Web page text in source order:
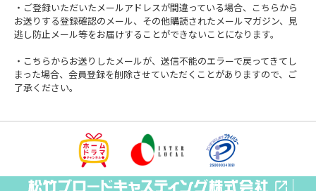
・ご登録いただいたメールアドレスが間違っている場合、こちらから
お送りする登録確認のメール、その他購読されたメールマガジン、見
逃し防止メール等をお届けすることができないことになります。
・こちらからお送りしたメールが、送信不能のエラーで戻ってきてし
まった場合、会員登録を削除させていただくことがありますので、ご
了承ください。